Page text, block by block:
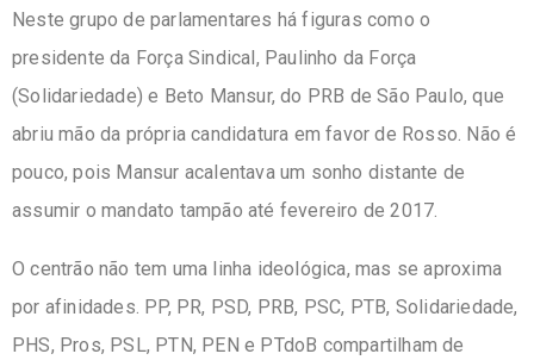
Neste grupo de parlamentares há figuras como o
presidente da Força Sindical, Paulinho da Força
(Solidariedade) e Beto Mansur, do PRB de São Paulo, que
abriu mão da própria candidatura em favor de Rosso. Não é
pouco, pois Mansur acalentava um sonho distante de
assumir o mandato tampão até fevereiro de 2017.
O centrão não tem uma linha ideológica, mas se aproxima
por afinidades. PP, PR, PSD, PRB, PSC, PTB, Solidariedade,
PHS, Pros, PSL, PTN, PEN e PTdoB compartilham de